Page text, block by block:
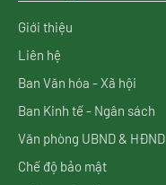
Giới thiệu
Liên hệ
Ban Văn hóa - Xã hội
Ban Kinh tế - Ngân sách
Văn phòng UBND & HĐND
Chế độ bảo mật